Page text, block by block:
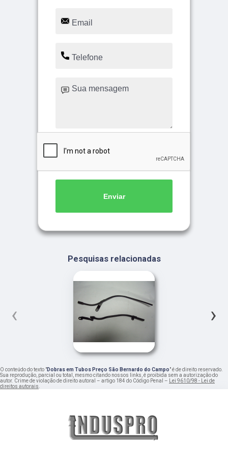
Enviar
Pesquisas relacionadas
‹ ›
O conteúdo do texto "Dobras em Tubos Preço São Bernardo do Campo" é de direito reservado.
Sua reprodução, parcial ou total, mesmo citando nossos links, é proibida sem a autorização do
autor. Crime de violação de direito autoral – artigo 184 do Código Penal – Lei 9610/98 - Lei de
direitos autorais.